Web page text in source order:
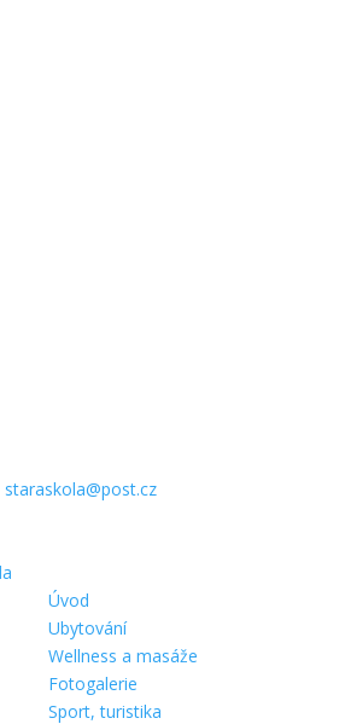
staraskola@post.cz
Úvod
Ubytování
Wellness a masáže
Fotogalerie
Sport, turistika